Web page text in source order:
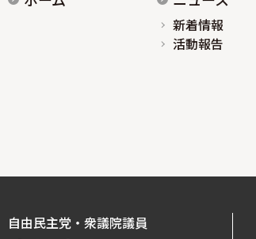
新着情報
活動報告
自由民主党・衆議院議員